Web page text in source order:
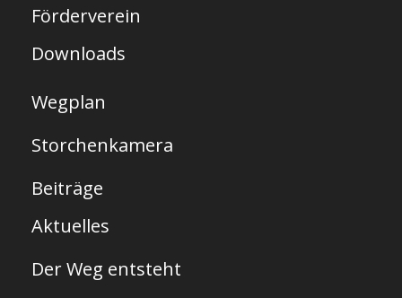
t
e
Förderverein
Downloads
Wegplan
Storchenkamera
Beiträge
Aktuelles
Der Weg entsteht